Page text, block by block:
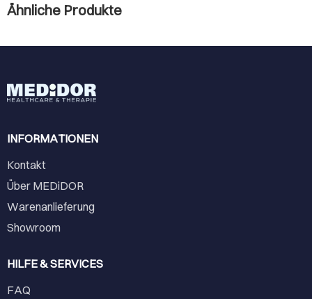
Ähnliche Produkte
INFORMATIONEN
Kontakt
Über MEDiDOR
Warenanlieferung
Showroom
HILFE & SERVICES
FAQ